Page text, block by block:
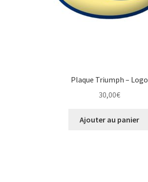
Plaque Triumph – Logo
30,00€
Ajouter au panier